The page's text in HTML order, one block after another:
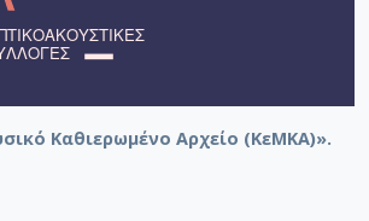
Καθιερωμένο Αρχείο (ΚεΜΚΑ)».